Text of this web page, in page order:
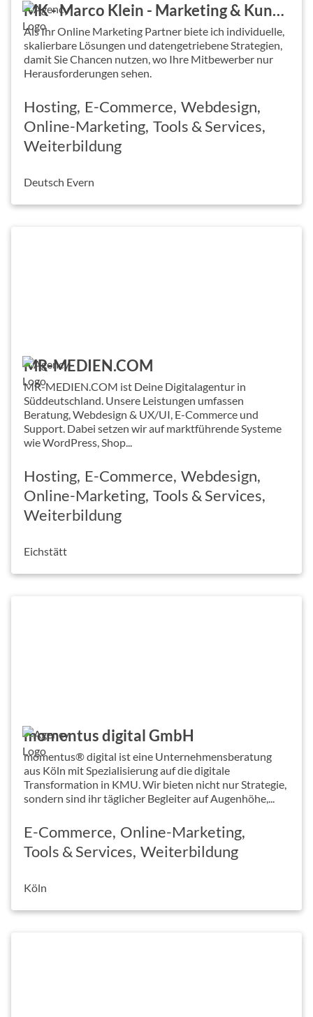
MK - Marco Klein - Marketing & Kundengewinnung
Als Ihr Online Marketing Partner biete ich individuelle,
skalierbare Lösungen und datengetriebene Strategien,
damit Sie Chancen nutzen, wo Ihre Mitbewerber nur
Herausforderungen sehen.
Hosting E-Commerce Webdesign
Online-Marketing Tools & Services
Weiterbildung
Deutsch Evern
MR-MEDIEN.COM
MR-MEDIEN.COM ist Deine Digitalagentur in
Süddeutschland. Unsere Leistungen umfassen
Beratung, Webdesign & UX/UI, E-Commerce und
Support. Dabei setzen wir auf marktführende Systeme
wie WordPress, Shop...
Hosting E-Commerce Webdesign
Online-Marketing Tools & Services
Weiterbildung
Eichstätt
momentus digital GmbH
momentus® digital ist eine Unternehmensberatung
aus Köln mit Spezialisierung auf die digitale
Transformation in KMU. Wir bieten nicht nur Strategie,
sondern sind ihr täglicher Begleiter auf Augenhöhe,...
E-Commerce Online-Marketing
Tools & Services Weiterbildung
Köln